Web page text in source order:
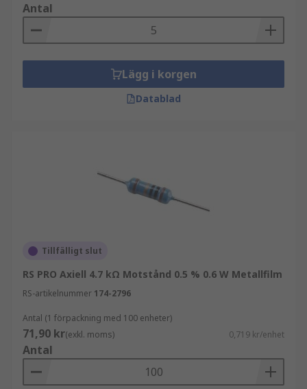
Antal
Lägg i korgen
Datablad
Tillfälligt slut
RS PRO Axiell 4.7 kΩ Motstånd 0.5 % 0.6 W Metallfilm
RS-artikelnummer 174-2796
Antal (1 förpackning med 100 enheter)
71,90 kr(exkl. moms) 0,719 kr/enhet
Antal